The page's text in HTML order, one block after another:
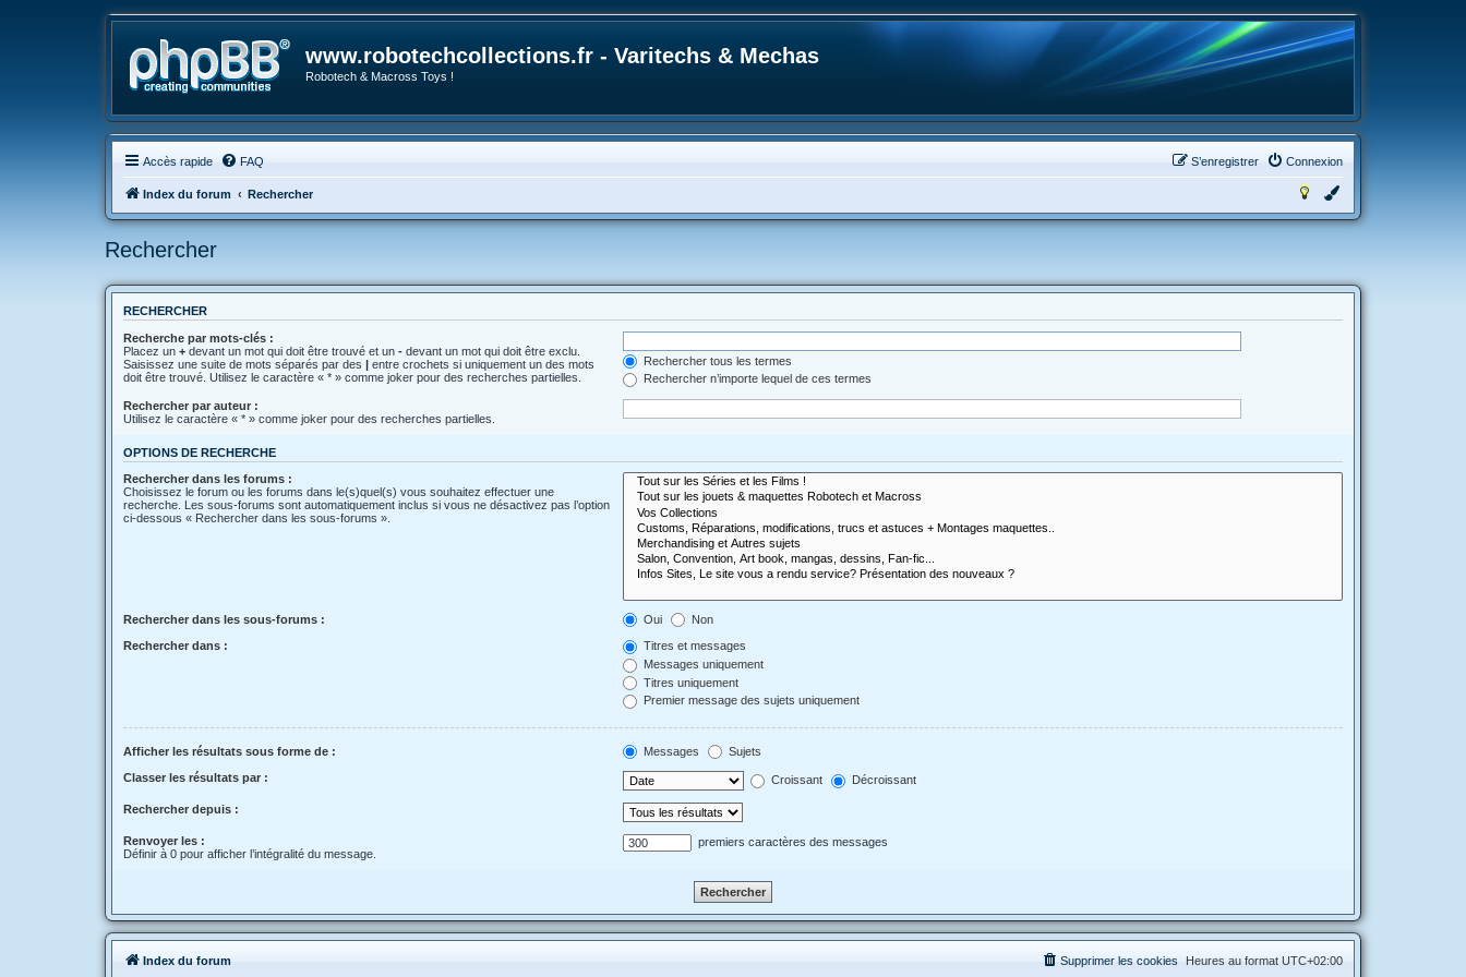
www.robotechcollections.fr - Varitechs & Mechas
Robotech & Macross Toys !
Accès rapide FAQ Connexion
S’enregistrer
Index du forum Rechercher
Rechercher
RECHERCHER
Recherche par mots-clés :
Placez un + devant un mot qui doit être trouvé et un - devant un mot qui doit être exclu.
Saisissez une suite de mots séparés par des | entre crochets si uniquement un des mots
doit être trouvé. Utilisez le caractère « * » comme joker pour des recherches partielles.
Rechercher tous les termes
Rechercher n’importe lequel de ces termes
Rechercher par auteur :
Utilisez le caractère « * » comme joker pour des recherches partielles.
OPTIONS DE RECHERCHE
Rechercher dans les forums :
Choisissez le forum ou les forums dans le(s)quel(s) vous souhaitez effectuer une
recherche. Les sous-forums sont automatiquement inclus si vous ne désactivez pas l’option
ci-dessous « Rechercher dans les sous-forums ».
Rechercher dans les sous-forums : Oui Non
Rechercher dans :
Titres et messages
Messages uniquement
Titres uniquement
Premier message des sujets uniquement
Afficher les résultats sous forme de : Messages Sujets
Classer les résultats par : Croissant Décroissant
Rechercher depuis :
Renvoyer les :
Définir à 0 pour afficher l’intégralité du message.
premiers caractères des messages
Index du forum Heures au format UTC+02:00
Supprimer les cookies